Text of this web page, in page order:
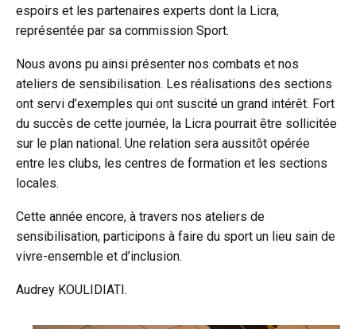
espoirs et les partenaires experts dont la Licra,
représentée par sa commission Sport.
Nous avons pu ainsi présenter nos combats et nos
ateliers de sensibilisation. Les réalisations des sections
ont servi d’exemples qui ont suscité un grand intérêt. Fort
du succès de cette journée, la Licra pourrait être sollicitée
sur le plan national. Une relation sera aussitôt opérée
entre les clubs, les centres de formation et les sections
locales.
Cette année encore, à travers nos ateliers de
sensibilisation, participons à faire du sport un lieu sain de
vivre-ensemble et d’inclusion.
Audrey KOULIDIATI.